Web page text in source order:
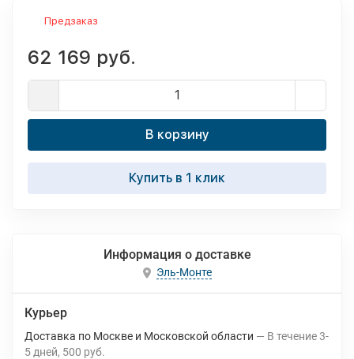
Предзаказ
62 169 руб.
В корзину
Купить в 1 клик
Информация о доставке
Эль-Монте
Курьер
Доставка по Москве и Московской области В течение3-
5 дней 500 руб.